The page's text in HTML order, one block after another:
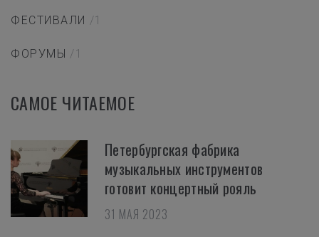
ФЕСТИВАЛИ /1
ФОРУМЫ /1
САМОЕ ЧИТАЕМОЕ
Петербургская фабрика
музыкальных инструментов
готовит концертный рояль
31 МАЯ 2023